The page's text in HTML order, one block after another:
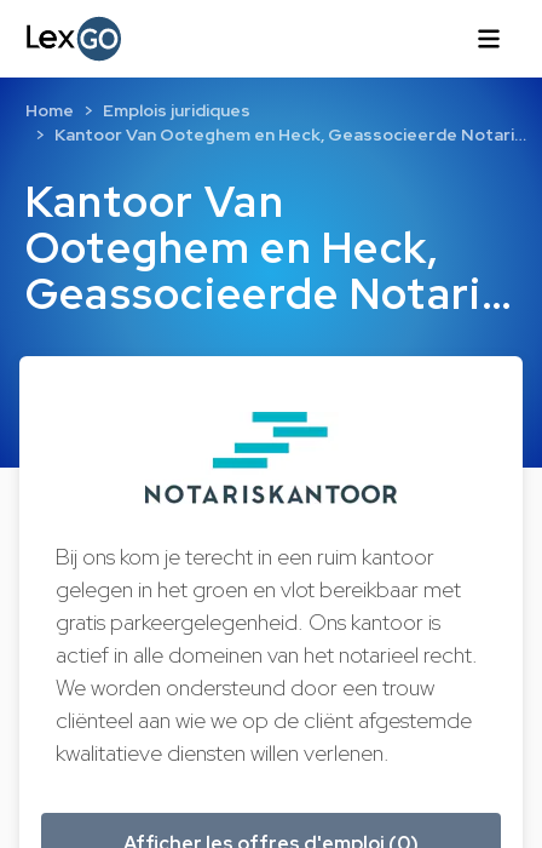
Kantoor Van
Ooteghem en Heck,
Geassocieerde Notari…
Home
Emplois juridiques
Kantoor Van Ooteghem en Heck, Geassocieerde Notari…
Bij ons kom je terecht in een ruim kantoor
gelegen in het groen en vlot bereikbaar met
gratis parkeergelegenheid. Ons kantoor is
actief in alle domeinen van het notarieel recht.
We worden ondersteund door een trouw
cliënteel aan wie we op de cliënt afgestemde
kwalitatieve diensten willen verlenen.